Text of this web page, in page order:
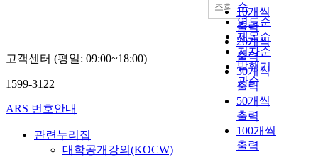
순
연도순
제목순
저자순
발행기
관순
10개씩
출력
20개씩
출력
30개씩
출력
50개씩
출력
100개씩
출력
조회
고객센터 (평일: 09:00~18:00)
1599-3122
ARS 번호안내
관련누리집
대학공개강의(KOCW)